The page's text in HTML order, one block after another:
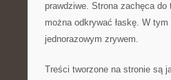
prawdziwe. Strona zachęca
można odkrywać łaskę. W
jednorazowym zrywem.
Treści tworzone na stronie są